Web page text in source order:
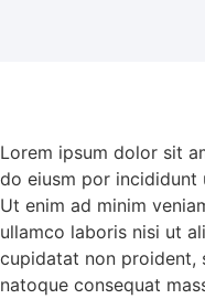
Lorem ipsum dolor sit
do eiusm por incididunt
Ut enim ad minim
ullamco laboris nisi ut
cupidatat non proident,
natoque consequat